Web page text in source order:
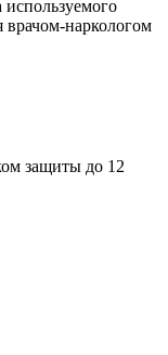
используемого
врачом-наркологом
защиты до 12